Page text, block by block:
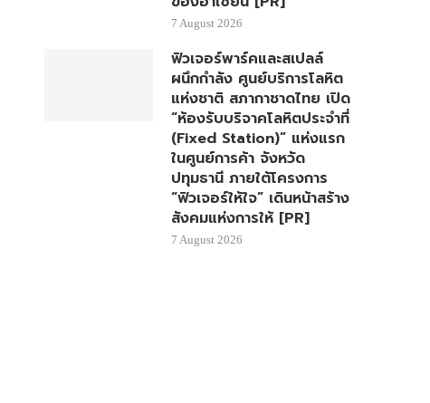
7 August 2026
ฟิวเจอร์พาร์คและสเปลล์
ผนึกกำลัง ศูนย์บริการโลหิต
แห่งชาติ สภากาชาดไทย เปิด
“ห้องรับบริจาคโลหิตประจำที่
(Fixed Station)” แห่งแรก
ในศูนย์การค้า จังหวัด
ปทุมธานี ภายใต้โครงการ
“ฟิวเจอร์ให้ใจ” เดินหน้าสร้าง
สังคมแห่งการให้ [PR]
7 August 2026